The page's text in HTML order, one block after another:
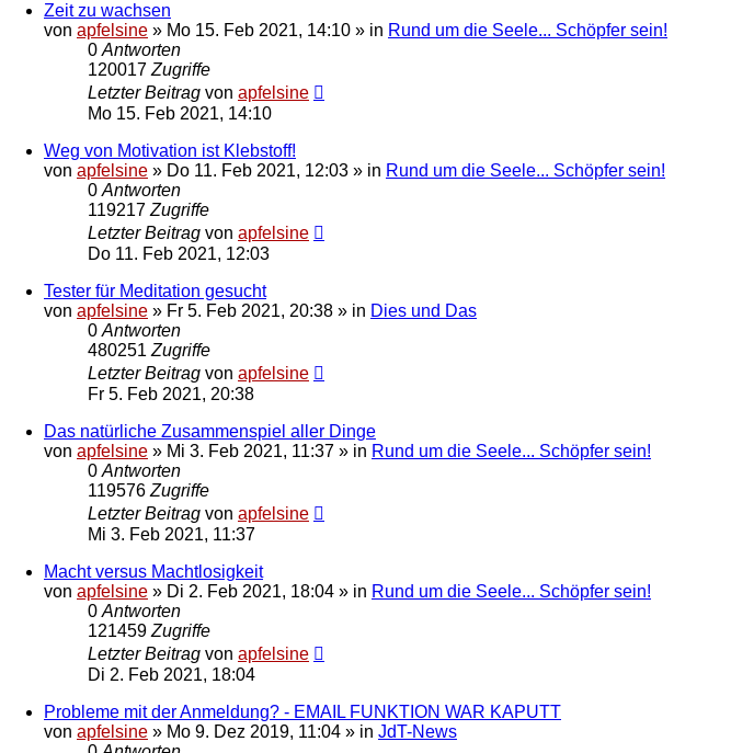
Zeit zu wachsen
von apfelsine » Mo 15. Feb 2021, 14:10 » in Rund um die Seele... Schöpfer sein!
0Antworten
120017Zugriffe
Letzter Beitrag von apfelsine
Mo 15. Feb 2021, 14:10
Weg von Motivation ist Klebstoff!
von apfelsine » Do 11. Feb 2021, 12:03 » in Rund um die Seele... Schöpfer sein!
0Antworten
119217Zugriffe
Letzter Beitrag von apfelsine
Do 11. Feb 2021, 12:03
Tester für Meditation gesucht
von apfelsine » Fr 5. Feb 2021, 20:38 » in Dies und Das
0Antworten
480251Zugriffe
Letzter Beitrag von apfelsine
Fr 5. Feb 2021, 20:38
Das natürliche Zusammenspiel aller Dinge
von apfelsine » Mi 3. Feb 2021, 11:37 » in Rund um die Seele... Schöpfer sein!
0Antworten
119576Zugriffe
Letzter Beitrag von apfelsine
Mi 3. Feb 2021, 11:37
Macht versus Machtlosigkeit
von apfelsine » Di 2. Feb 2021, 18:04 » in Rund um die Seele... Schöpfer sein!
0Antworten
121459Zugriffe
Letzter Beitrag von apfelsine
Di 2. Feb 2021, 18:04
Probleme mit der Anmeldung? - EMAIL FUNKTION WAR KAPUTT
von apfelsine » Mo 9. Dez 2019, 11:04 » in JdT-News